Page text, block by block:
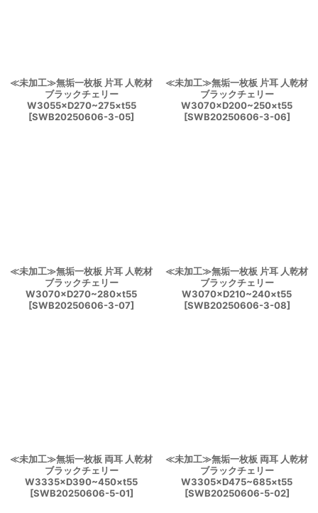
≪未加工≫無垢一枚板 片耳 人乾材
ブラックチェリー
W3055×D270~275×t55
[SWB20250606-3-05]
≪未加工≫無垢一枚板 片耳 人乾材
ブラックチェリー
W3070×D200~250×t55
[SWB20250606-3-06]
≪未加工≫無垢一枚板 片耳 人乾材
ブラックチェリー
W3070×D270~280×t55
[SWB20250606-3-07]
≪未加工≫無垢一枚板 片耳 人乾材
ブラックチェリー
W3070×D210~240×t55
[SWB20250606-3-08]
≪未加工≫無垢一枚板 両耳 人乾材
ブラックチェリー
W3335×D390~450×t55
[SWB20250606-5-01]
≪未加工≫無垢一枚板 両耳 人乾材
ブラックチェリー
W3305×D475~685×t55
[SWB20250606-5-02]